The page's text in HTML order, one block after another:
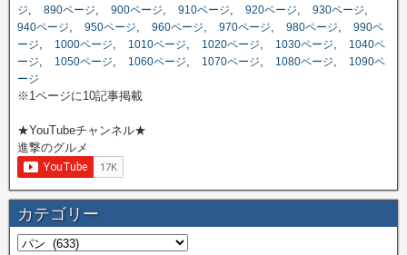
ジ, 890ページ, 900ページ, 910ページ, 920ページ, 930ページ,
940ページ, 950ページ, 960ページ, 970ページ, 980ページ, 990ペ
ージ, 1000ページ, 1010ページ, 1020ページ, 1030ページ,
1040ペ
ージ, 1050ページ, 1060ページ, 1070ページ, 1080ページ,
1090ペ
ージ
※1ページに10記事掲載
★YouTubeチャンネル★
進撃のグルメ
カテゴリー